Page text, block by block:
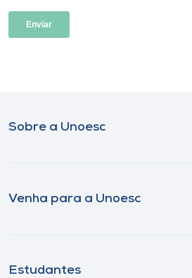
Sobre a Unoesc
Venha para a Unoesc
Estudantes